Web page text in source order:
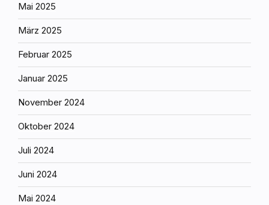
Mai 2025
März 2025
Februar 2025
Januar 2025
November 2024
Oktober 2024
Juli 2024
Juni 2024
Mai 2024